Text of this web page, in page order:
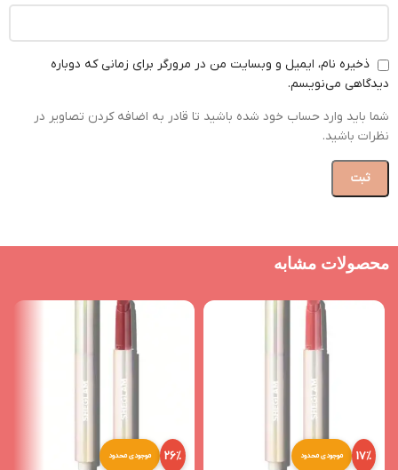
ذخیره نام، ایمیل و وبسایت من در مرورگر برای زمانی که دوباره
دیدگاهی می‌نویسم.
شما باید وارد حساب خود شده باشید تا قادر به اضافه کردن تصاویر در
نظرات باشید.
محصولات مشابه
موجودی محدود 17% موجودی محدود 26%